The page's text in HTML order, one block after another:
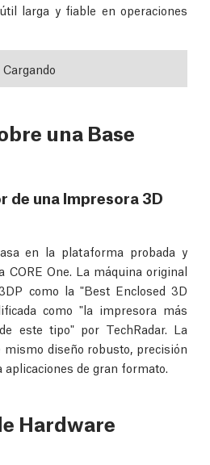
larga y fiable en operaciones
Cargando
una Base
de una Impresora 3D
en la plataforma probada y
CORE One. La máquina original
como la "Best Enclosed 3D
como "la impresora más
este tipo" por TechRadar. La
mismo diseño robusto, precisión
aplicaciones de gran formato.
Hardware